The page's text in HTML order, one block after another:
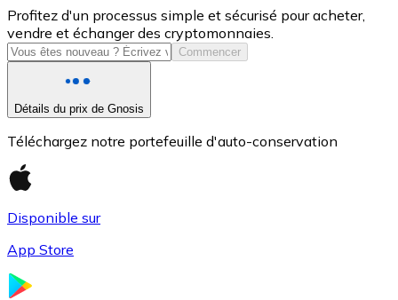
USD Coin
USDC
Profitez d'un processus simple et sécurisé pour acheter,
vendre et échanger des cryptomonnaies.
Commencer
Détails du prix de Gnosis
Téléchargez notre portefeuille d'auto-conservation
Disponible sur
App Store